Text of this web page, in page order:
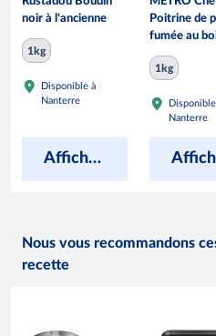
noir à l'ancienne
1kg
Disponible à
Nanterre
Afficher les prix
Poitrine de
fumée au
hêtre
1kg
Nanterre
Nous vous recommandons
recette